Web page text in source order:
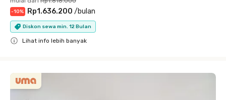
-10% Rp1.636.200 /bulan
Diskon sewa min. 12 Bulan
Lihat info lebih banyak